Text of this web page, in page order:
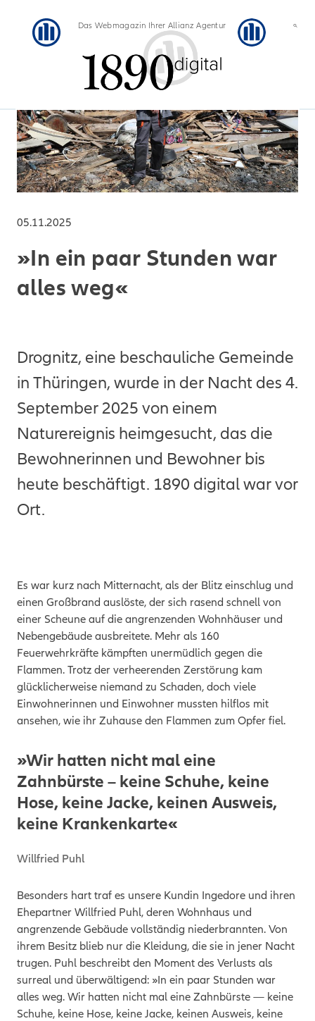
Das Webmagazin Ihrer Allianz Agentur
05.11.2025
»In ein paar Stunden war
alles weg«
Drognitz, eine beschauliche Gemeinde
in Thüringen, wurde in der Nacht des 4.
September 2025 von einem
Naturereignis heimgesucht, das die
Bewohnerinnen und Bewohner bis
heute beschäftigt. 1890 digital war vor
Ort.
Es war kurz nach Mitternacht, als der Blitz einschlug und
einen Großbrand auslöste, der sich rasend schnell von
einer Scheune auf die angrenzenden Wohnhäuser und
Nebengebäude ausbreitete. Mehr als 160
Feuerwehrkräfte kämpften unermüdlich gegen die
Flammen. Trotz der verheerenden Zerstörung kam
glücklicherweise niemand zu Schaden, doch viele
Einwohnerinnen und Einwohner mussten hilflos mit
ansehen, wie ihr Zuhause den Flammen zum Opfer fiel.
»Wir hatten nicht mal eine
Zahnbürste – keine Schuhe, keine
Hose, keine Jacke, keinen Ausweis,
keine Krankenkarte«
Willfried Puhl
Besonders hart traf es unsere Kundin Ingedore und ihren
Ehepartner Willfried Puhl, deren Wohnhaus und
angrenzende Gebäude vollständig niederbrannten. Von
ihrem Besitz blieb nur die Kleidung, die sie in jener Nacht
trugen. Puhl beschreibt den Moment des Verlusts als
surreal und überwältigend: »In ein paar Stunden war
alles weg. Wir hatten nicht mal eine Zahnbürste — keine
Schuhe, keine Hose, keine Jacke, keinen Ausweis, keine